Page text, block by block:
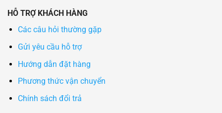
HỖ TRỢ KHÁCH HÀNG
Các câu hỏi thường gặp
Gửi yêu cầu hỗ trợ
Hướng dẫn đặt hàng
Phương thức vận chuyển
Chính sách đổi trả